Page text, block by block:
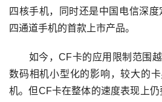
四核手机，同时还是中国电信深
四通道手机的首款上市产品。
如今，CF卡的应用限制范围越
数码相机小型化的影响，较大的
机。但CF卡在整体的速度表现上